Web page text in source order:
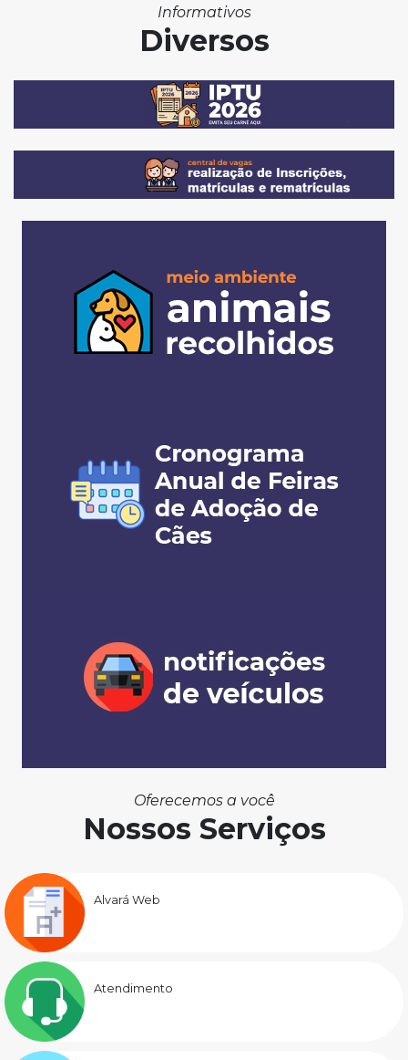
Informativos
Diversos
Oferecemos a você
Nossos Serviços
Alvará Web
Atendimento